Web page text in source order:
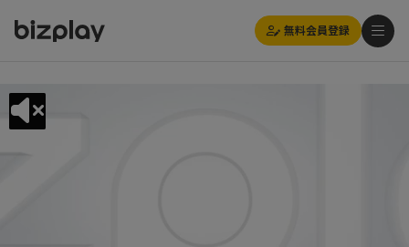
無料会員登録